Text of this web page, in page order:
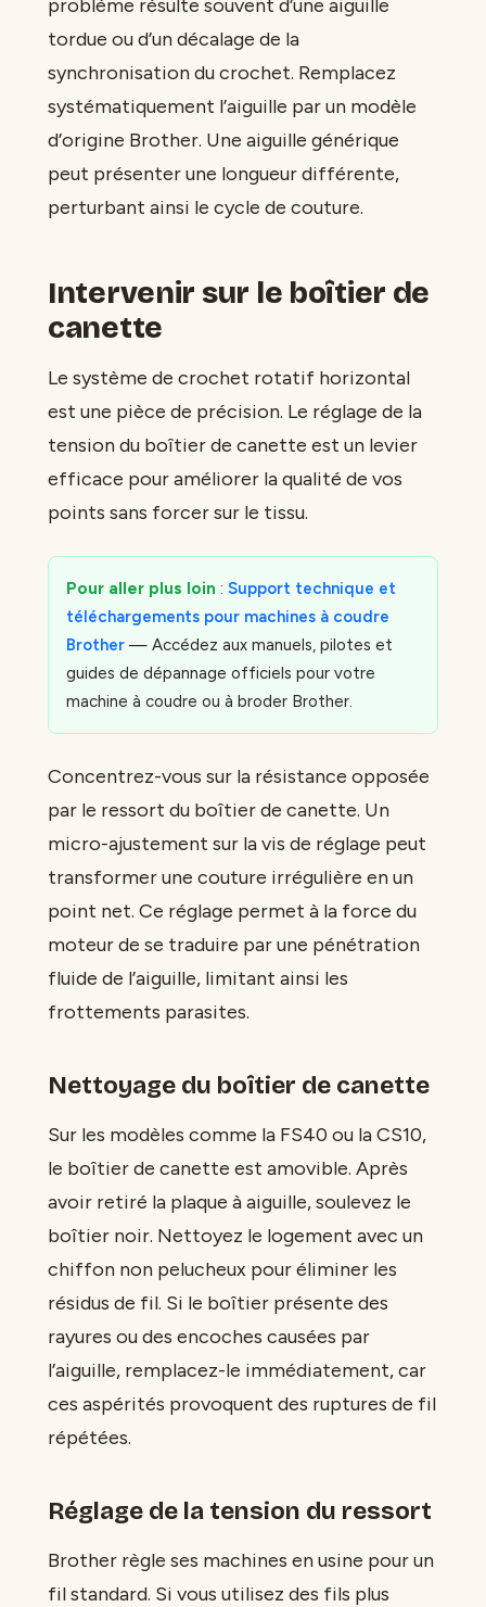
problème résulte souvent d’une aiguille
tordue ou d’un décalage de la
synchronisation du crochet. Remplacez
systématiquement l’aiguille par un modèle
d’origine Brother. Une aiguille générique
peut présenter une longueur différente,
perturbant ainsi le cycle de couture.
Intervenir sur le boîtier de
canette
Le système de crochet rotatif horizontal
est une pièce de précision. Le réglage de la
tension du boîtier de canette est un levier
efficace pour améliorer la qualité de vos
points sans forcer sur le tissu.
Pour aller plus loin : Support technique et
téléchargements pour machines à coudre
Brother — Accédez aux manuels, pilotes et
guides de dépannage officiels pour votre
machine à coudre ou à broder Brother.
Concentrez-vous sur la résistance opposée
par le ressort du boîtier de canette. Un
micro-ajustement sur la vis de réglage peut
transformer une couture irrégulière en un
point net. Ce réglage permet à la force du
moteur de se traduire par une pénétration
fluide de l’aiguille, limitant ainsi les
frottements parasites.
Nettoyage du boîtier de canette
Sur les modèles comme la FS40 ou la CS10,
le boîtier de canette est amovible. Après
avoir retiré la plaque à aiguille, soulevez le
boîtier noir. Nettoyez le logement avec un
chiffon non pelucheux pour éliminer les
résidus de fil. Si le boîtier présente des
rayures ou des encoches causées par
l’aiguille, remplacez-le immédiatement, car
ces aspérités provoquent des ruptures de fil
répétées.
Réglage de la tension du ressort
Brother règle ses machines en usine pour un
fil standard. Si vous utilisez des fils plus